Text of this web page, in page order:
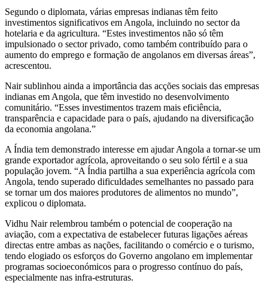
Segundo o diplomata, várias empresas indianas têm feito
investimentos significativos em Angola, incluindo no sector da
hotelaria e da agricultura. “Estes investimentos não só têm
impulsionado o sector privado, como também contribuído para o
aumento do emprego e formação de angolanos em diversas áreas”,
acrescentou.
Nair sublinhou ainda a importância das acções sociais das empresas
indianas em Angola, que têm investido no desenvolvimento
comunitário. “Esses investimentos trazem mais eficiência,
transparência e capacidade para o país, ajudando na diversificação
da economia angolana.”
A Índia tem demonstrado interesse em ajudar Angola a tornar-se um
grande exportador agrícola, aproveitando o seu solo fértil e a sua
população jovem. “A Índia partilha a sua experiência agrícola com
Angola, tendo superado dificuldades semelhantes no passado para
se tornar um dos maiores produtores de alimentos no mundo”,
explicou o diplomata.
Vidhu Nair relembrou também o potencial de cooperação na
aviação, com a expectativa de estabelecer futuras ligações aéreas
directas entre ambas as nações, facilitando o comércio e o turismo,
tendo elogiado os esforços do Governo angolano em implementar
programas socioeconómicos para o progresso contínuo do país,
especialmente nas infra-estruturas.